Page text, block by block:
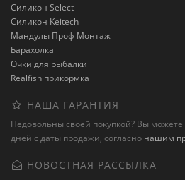
Силикон Select
Силикон Keitech
Мандулы Проф Монтаж
Барахолка
Очки для рыбалки
Realfish прикормка
НАША ГАРАНТИЯ
Недовольны своей покупкой? Вы
дней с даты продажи, согласно нашим
НОВОСТНАЯ РАССЫЛКА